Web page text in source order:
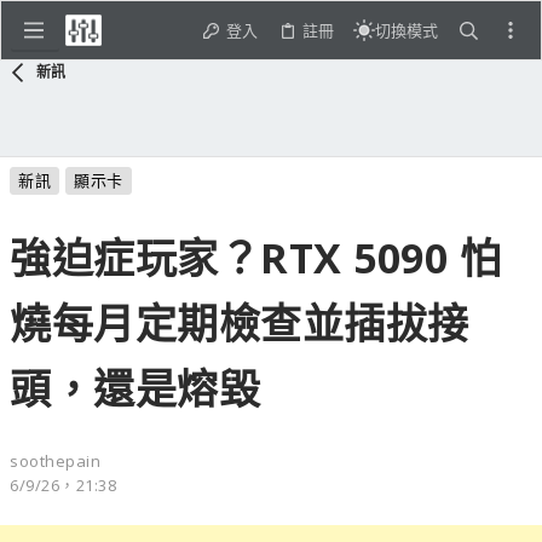
登入 註冊 切換模式
新訊
新訊 顯示卡
強迫症玩家？RTX 5090 怕
燒每月定期檢查並插拔接
頭，還是熔毀
soothepain
6/9/26，21:38